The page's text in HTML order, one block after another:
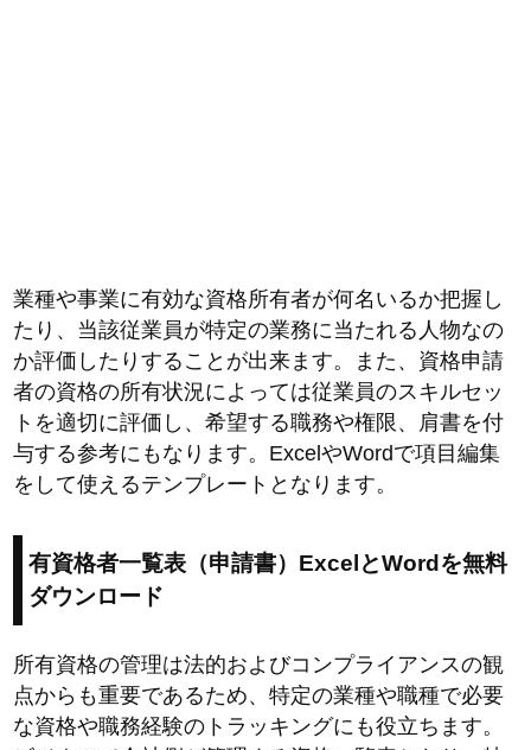
業種や事業に有効な資格所有者が何名いるか把握し
たり、当該従業員が特定の業務に当たれる人物なの
か評価したりすることが出来ます。また、資格申請
者の資格の所有状況によっては従業員のスキルセッ
トを適切に評価し、希望する職務や権限、肩書を付
与する参考にもなります。ExcelやWordで項目編集
をして使えるテンプレートとなります。
有資格者一覧表（申請書）ExcelとWordを無料
ダウンロード
所有資格の管理は法的およびコンプライアンスの観
点からも重要であるため、特定の業種や職種で必要
な資格や職務経験のトラッキングにも役立ちます。